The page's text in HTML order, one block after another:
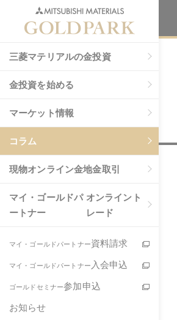
三菱マテリアルの金投資
金投資を始める
マーケット情報
コラム
現物オンライン金地金取引
マイ・ゴールドパ
ートナー
オンライント
レード
マイ・ゴールドパートナー資料請求
マイ・ゴールドパートナー 入会申込
ゴールドセミナー参加申込
お知らせ